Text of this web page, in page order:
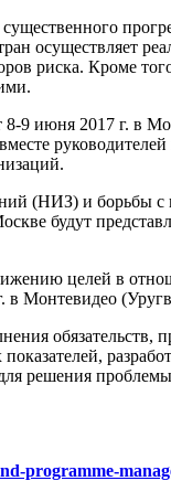
осуществляет
риска. Кроме
9 июня 2017 г. в
(НИЗ) и борьбы
будут
целей в
в Монтевидео
обязательств,
решения
programme-